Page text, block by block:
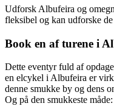
Udforsk Albufeira og
fleksibel og kan udforske de
Book en af turene i
Dette eventyr fuld af
en elcykel i Albufeira er
denne smukke by og dens
Og på den smukkeste